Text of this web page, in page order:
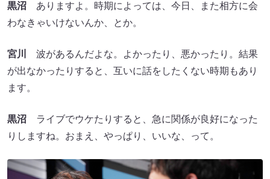
黒沼 ありますよ。時期によっては、今日、また相方に会
わなきゃいけないんか、とか。
宮川
波があるんだよな。よかったり、悪かったり。結果
が出なかったりすると、互いに話をしたくない時期もあり
ます。
黒沼 ライブでウケたりすると、急に関係が良好になった
りしますね。おまえ、やっぱり、いいな、って。